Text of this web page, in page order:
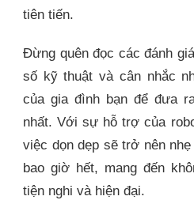
tiên tiến.
Đừng quên đọc các đánh
số kỹ thuật và cân nhắc
của gia đình bạn để đưa
nhất. Với sự hỗ trợ của
việc dọn dẹp sẽ trở nên
bao giờ hết, mang đến
tiện nghi và hiện đại.